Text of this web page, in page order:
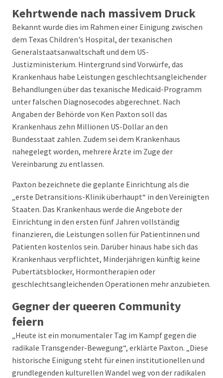
Kehrtwende nach massivem Druck
Bekannt wurde dies im Rahmen einer Einigung zwischen
dem Texas Children's Hospital, der texanischen
Generalstaatsanwaltschaft und dem US-
Justizministerium. Hintergrund sind Vorwürfe, das
Krankenhaus habe Leistungen geschlechtsangleichender
Behandlungen über das texanische Medicaid-Programm
unter falschen Diagnosecodes abgerechnet. Nach
Angaben der Behörde von Ken Paxton soll das
Krankenhaus zehn Millionen US-Dollar an den
Bundesstaat zahlen. Zudem sei dem Krankenhaus
nahegelegt worden, mehrere Ärzte im Zuge der
Vereinbarung zu entlassen.
Paxton bezeichnete die geplante Einrichtung als die
„erste Detransitions-Klinik überhaupt“ in den Vereinigten
Staaten. Das Krankenhaus werde die Angebote der
Einrichtung in den ersten fünf Jahren vollständig
finanzieren, die Leistungen sollen für Patientinnen und
Patienten kostenlos sein. Darüber hinaus habe sich das
Krankenhaus verpflichtet, Minderjährigen künftig keine
Pubertätsblocker, Hormontherapien oder
geschlechtsangleichenden Operationen mehr anzubieten.
Gegner der queeren Community
feiern
„Heute ist ein monumentaler Tag im Kampf gegen die
radikale Transgender-Bewegung“, erklärte Paxton. „Diese
historische Einigung steht für einen institutionellen und
grundlegenden kulturellen Wandel weg von der radikalen